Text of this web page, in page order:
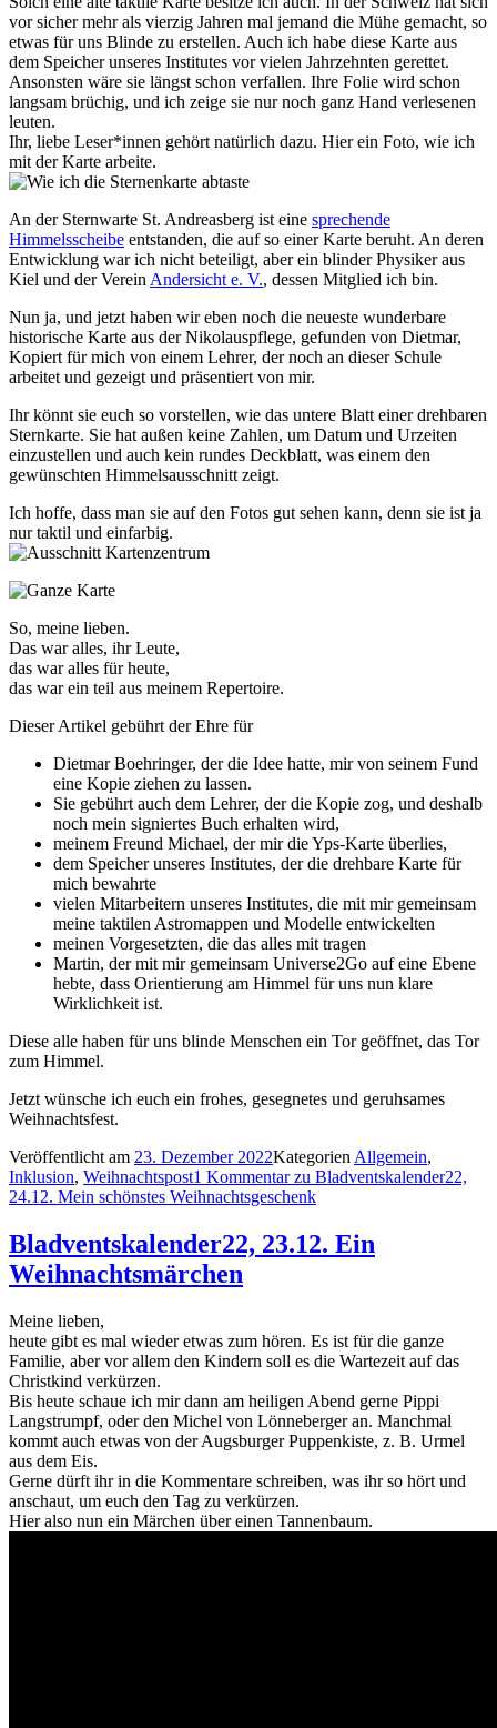
vor sicher mehr als vierzig Jahren mal jemand die Mühe gemacht, so
etwas für uns Blinde zu erstellen. Auch ich habe diese Karte aus
dem Speicher unseres Institutes vor vielen Jahrzehnten gerettet.
Ansonsten wäre sie längst schon verfallen. Ihre Folie wird schon
langsam brüchig, und ich zeige sie nur noch ganz Hand verlesenen
leuten.
Ihr, liebe Leser*innen gehört natürlich dazu. Hier ein Foto, wie ich
mit der Karte arbeite.
An der Sternwarte St. Andreasberg ist eine sprechende
Himmelsscheibe entstanden, die auf so einer Karte beruht. An deren
Entwicklung war ich nicht beteiligt, aber ein blinder Physiker aus
Kiel und der Verein Andersicht e. V., dessen Mitglied ich bin.
Nun ja, und jetzt haben wir eben noch die neueste wunderbare
historische Karte aus der Nikolauspflege, gefunden von Dietmar,
Kopiert für mich von einem Lehrer, der noch an dieser Schule
arbeitet und gezeigt und präsentiert von mir.
Ihr könnt sie euch so vorstellen, wie das untere Blatt einer drehbaren
Sternkarte. Sie hat außen keine Zahlen, um Datum und Urzeiten
einzustellen und auch kein rundes Deckblatt, was einem den
gewünschten Himmelsausschnitt zeigt.
Ich hoffe, dass man sie auf den Fotos gut sehen kann, denn sie ist ja
nur taktil und einfarbig.
So, meine lieben.
Das war alles, ihr Leute,
das war alles für heute,
das war ein teil aus meinem Repertoire.
Dieser Artikel gebührt der Ehre für
Dietmar Boehringer, der die Idee hatte, mir von seinem Fund
eine Kopie ziehen zu lassen.
Sie gebührt auch dem Lehrer, der die Kopie zog, und deshalb
noch mein signiertes Buch erhalten wird,
meinem Freund Michael, der mir die Yps-Karte überlies,
dem Speicher unseres Institutes, der die drehbare Karte für
mich bewahrte
vielen Mitarbeitern unseres Institutes, die mit mir gemeinsam
meine taktilen Astromappen und Modelle entwickelten
meinen Vorgesetzten, die das alles mit tragen
Martin, der mit mir gemeinsam Universe2Go auf eine Ebene
hebte, dass Orientierung am Himmel für uns nun klare
Wirklichkeit ist.
Diese alle haben für uns blinde Menschen ein Tor geöffnet, das Tor
zum Himmel.
Jetzt wünsche ich euch ein frohes, gesegnetes und geruhsames
Weihnachtsfest.
Veröffentlicht am 23. Dezember 2022Kategorien Allgemein,
Inklusion, Weihnachtspost1 Kommentarzu Bladventskalender22,
24.12. Mein schönstes Weihnachtsgeschenk
Bladventskalender22, 23.12. Ein
Weihnachtsmärchen
Meine lieben,
heute gibt es mal wieder etwas zum hören. Es ist für die ganze
Familie, aber vor allem den Kindern soll es die Wartezeit auf das
Christkind verkürzen.
Bis heute schaue ich mir dann am heiligen Abend gerne Pippi
Langstrumpf, oder den Michel von Lönneberger an. Manchmal
kommt auch etwas von der Augsburger Puppenkiste, z. B. Urmel
aus dem Eis.
Gerne dürft ihr in die Kommentare schreiben, was ihr so hört und
anschaut, um euch den Tag zu verkürzen.
Hier also nun ein Märchen über einen Tannenbaum.